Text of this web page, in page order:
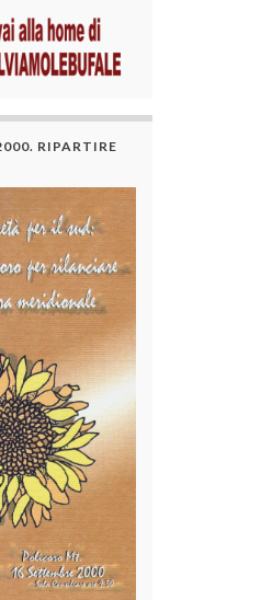
RIPARTIRE